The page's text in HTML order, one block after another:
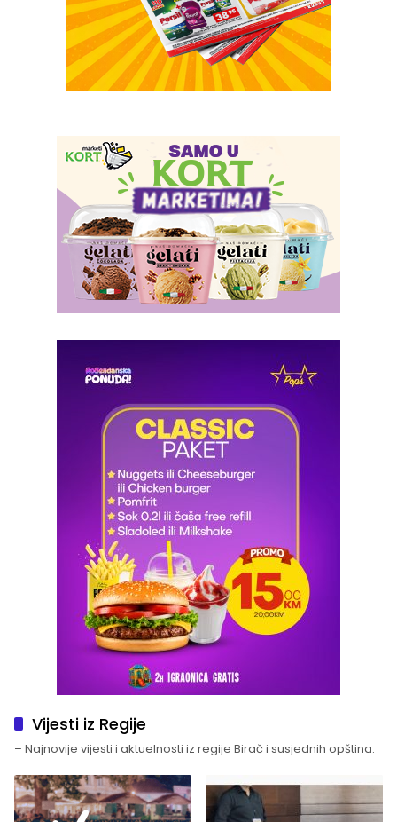
Vijesti iz Regije
– Najnovije vijesti i aktuelnosti iz regije Birač i susjednih opština.